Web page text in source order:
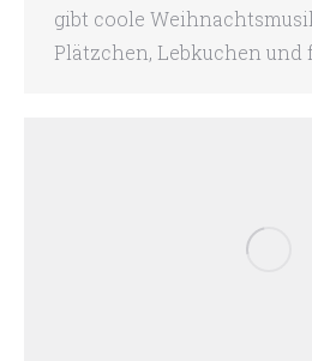
gibt coole
Plätzchen, Lebkuchen und